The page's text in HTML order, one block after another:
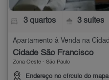
3 quartos 3 suítes
Cidade São Francisco
Zona Oeste - São Paulo
Endereço no círculo do mapa